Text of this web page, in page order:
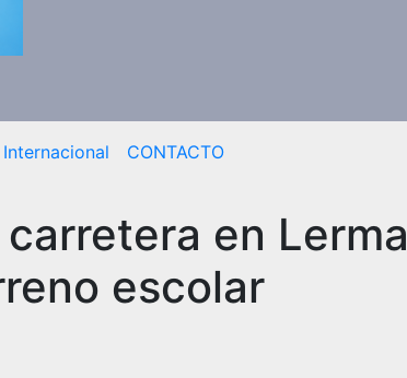
Internacional
CONTACTO
en Lerma
escolar